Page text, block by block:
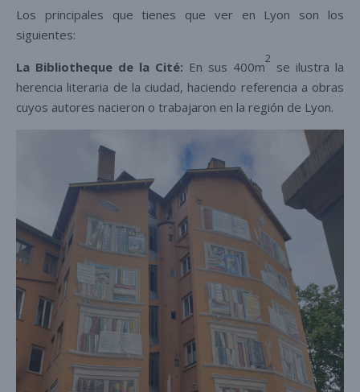
Los principales que tienes que ver en Lyon son los
siguientes:
La Bibliotheque de la Cité: En sus 400m
2
se ilustra la
herencia literaria de la ciudad, haciendo referencia a obras
cuyos autores nacieron o trabajaron en la región de Lyon.